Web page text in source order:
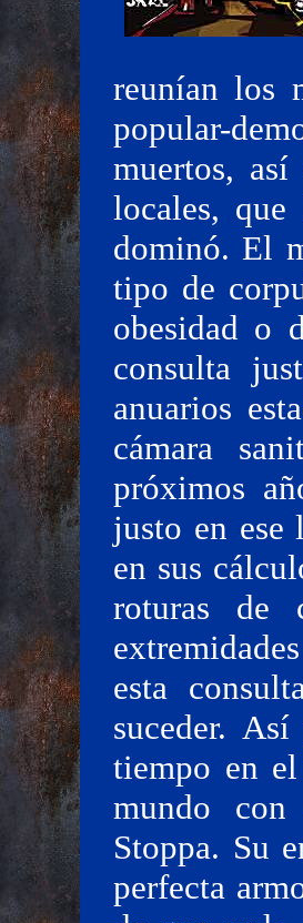
reunían los
popular-
muertos,
locales,
dominó. El
tipo de
obesidad o
consulta
anuarios
cámara
próximos
justo en ese
en sus
roturas de
esta
suceder.
tiempo en el
mundo
Stoppa. Su
perfecta